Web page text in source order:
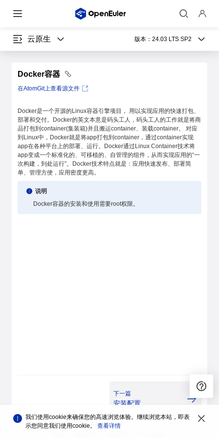
云原生 版本： 24.03 LTS SP2
Docker容器
在AtomGit上查看源文件
Docker是一个开源的Linux容器引擎项目， 用以实现应用的快速打包、
部署和交付。Docker的英文本意是码头工人，码头工人的工作就是将商
品打包到container(集装箱)并且搬运container、装载container。 对应
到Linux中，Docker就是将app打包到container，通过container实现
app在各种平台上的部署、运行。Docker通过Linux Container技术将
app变成一个标准化的、可移植的、自管理的组件，从而实现应用的“一
次构建，到处运行”。Docker技术特点就是：应用快速发布、部署简
单、管理方便，应用密度更高。
说明
Docker容器的安装和使用需要root权限。
安装配置
下一篇
我们使用cookie来确保您的高速浏览体验。继续浏览本站，即表
示您同意我们使用cookie。 查看详情